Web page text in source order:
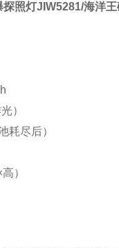
照灯JIW5281/海洋
）
耗尽后）
）